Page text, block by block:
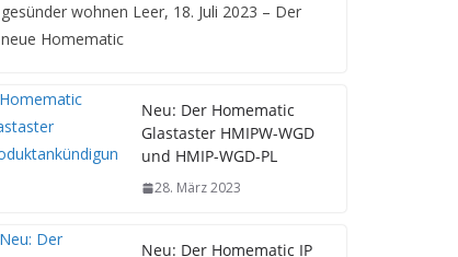
gesünder wohnen Leer, 18. Juli 2023 – Der
neue Homematic
Neu: Der Homematic
Glastaster HMIPW-WGD
und HMIP-WGD-PL
28. März 2023
Neu: Der Homematic IP